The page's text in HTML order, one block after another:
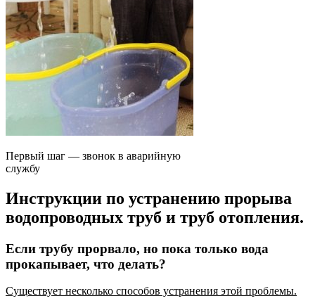
Первый шаг — звонок в аварийную
службу
Инструкции по устранению прорыва
водопроводных труб и труб отопления.
Если трубу прорвало, но пока только вода
прокапывает, что делать?
Существует несколько способов устранения этой проблемы.